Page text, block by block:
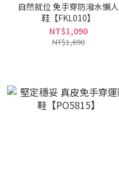
自然就位 免手穿防潑水懶人
鞋【FKL010】
NT$1,090
NT$1,690